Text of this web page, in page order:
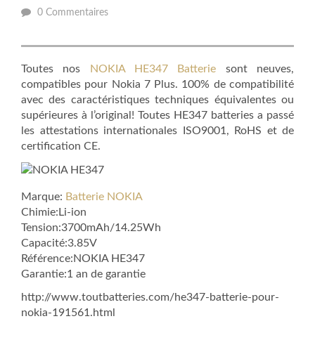
0 Commentaires
Toutes nos NOKIA HE347 Batterie sont neuves,
compatibles pour Nokia 7 Plus. 100% de compatibilité
avec des caractéristiques techniques équivalentes ou
supérieures à l’original! Toutes HE347 batteries a passé
les attestations internationales ISO9001, RoHS et de
certification CE.
Marque: Batterie NOKIA
Chimie:Li-ion
Tension:3700mAh/14.25Wh
Capacité:3.85V
Référence:NOKIA HE347
Garantie:1 an de garantie
http://www.toutbatteries.com/he347-batterie-pour-
nokia-191561.html